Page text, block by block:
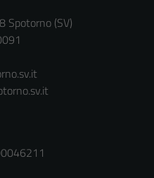
Spotorno (SV)